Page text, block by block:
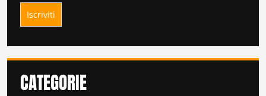
CATEGORIE